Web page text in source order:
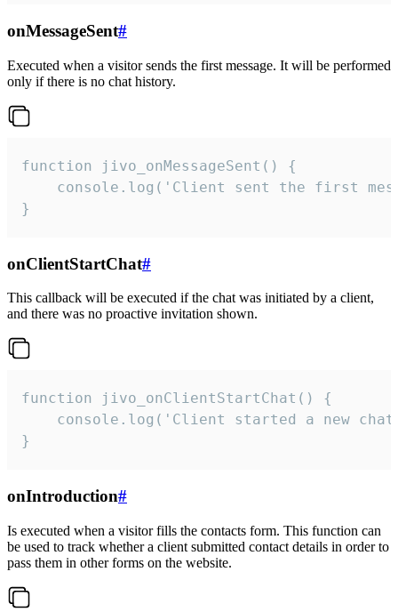
onMessageSent#
Executed when a visitor sends the first message. It will be performed
only if there is no chat history.
function jivo_onMessageSent() {
console.log('Client sent the first
}
onClientStartChat#
This callback will be executed if the chat was initiated by a client,
and there was no proactive invitation shown.
function jivo_onClientStartChat() {
console.log('Client started a new
}
onIntroduction#
Is executed when a visitor fills the contacts form. This function can
be used to track whether a client submitted contact details in order to
pass them in other forms on the website.